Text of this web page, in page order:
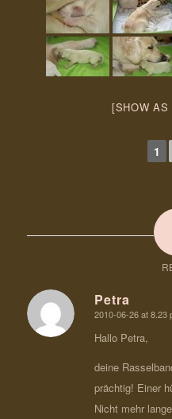
[SHOW AS
1
Petra
says:
2010-06-26 at 8.23
Hallo Petra,
deine
prächtig! Einer
Nicht mehr